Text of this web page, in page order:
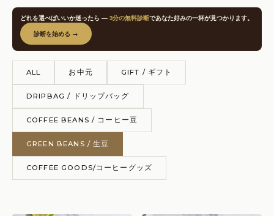
どれを選べばいいか迷ったら — 3分の無料診断であなた好みの一杯が見つかります。
診断を始める →
ALL お中元 GIFT / ギフト
DRIPBAG / ドリップバッグ
COFFEE BEANS / コーヒー豆
GREEN BEANS / 生豆
COFFEE GOODS/コーヒーグッズ